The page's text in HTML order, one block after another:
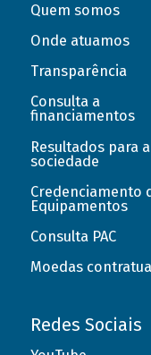
Quem somos
Onde atuamos
Transparência
Consulta a
financiamentos
Resultados para a
sociedade
Credenciamento
Equipamentos
Consulta PAC
Moedas
Redes Sociais